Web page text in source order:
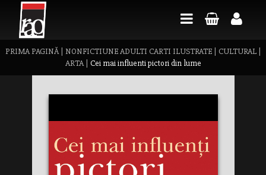
PRIMA PAGINĂ| NONFICTIUNE ADULTI CARTI ILUSTRATE| CULTURAL|
ARTA| Cei mai influenti pictori din lume